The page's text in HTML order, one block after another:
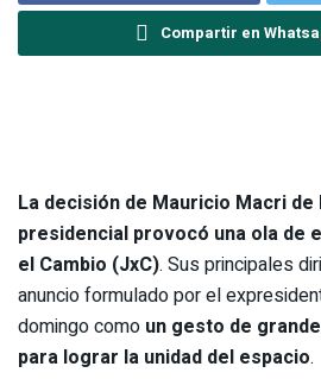
Compartir en
La decisión de Mauricio Macri
presidencial provocó una ola de
el Cambio (JxC). Sus principales
anuncio formulado por el
domingo como un gesto de
para lograr la unidad del espacio.